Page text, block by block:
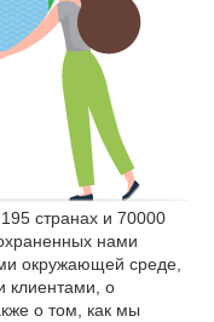
странах и 70000
нами
окружающей среде,
клиентами, о
о том, как мы